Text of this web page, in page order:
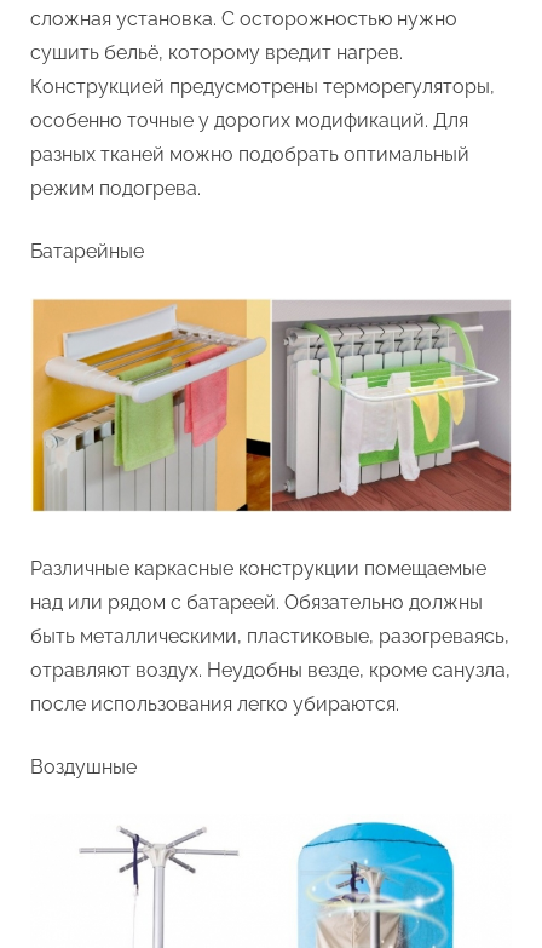
сложная установка. С осторожностью нужно
сушить бельё, которому вредит нагрев.
Конструкцией предусмотрены терморегуляторы,
особенно точные у дорогих модификаций. Для
разных тканей можно подобрать оптимальный
режим подогрева.
Батарейные
Различные каркасные конструкции помещаемые
над или рядом с батареей. Обязательно должны
быть металлическими, пластиковые, разогреваясь,
отравляют воздух. Неудобны везде, кроме санузла,
после использования легко убираются.
Воздушные